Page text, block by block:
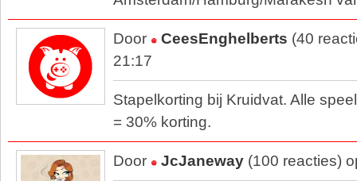
Door CeesEnghelberts (40
21:17
Stapelkorting bij Kruidvat. Alle
= 30% korting.
Door JcJaneway (100 reacties)